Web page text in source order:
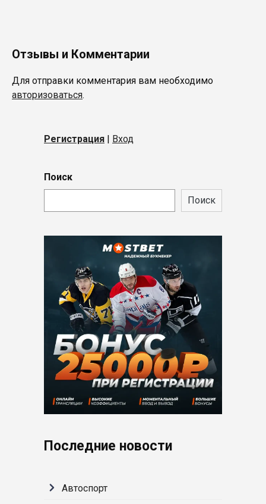
Отзывы и Комментарии
Для отправки комментария вам необходимо
авторизоваться.
Регистрация Вход
Поиск
Поиск
Последние новости
Автоспорт